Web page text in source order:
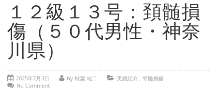
- 部位別解説 ～ 交通事故外傷の教科書
- 高次脳機能障害の皆様へ
保険の百科事典
事務所紹介
ご相談・お問い合わせ
１２級１３号：頚髄損
傷（５０代男性・神奈
川県）
2025年7月3日 by 秋葉 祐二 実績紹介 , 脊髄損傷
No Comment